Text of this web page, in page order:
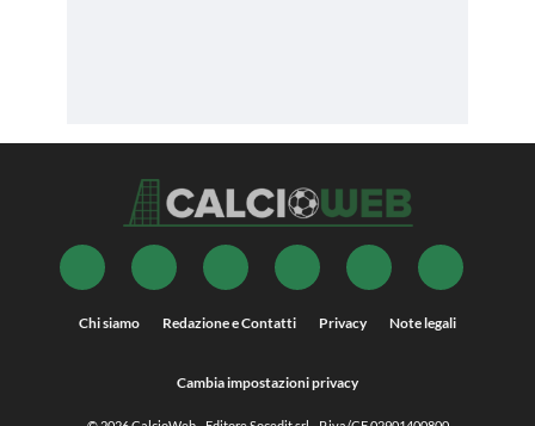
Chi siamo Redazione e Contatti Privacy Note legali
Cambia impostazioni privacy